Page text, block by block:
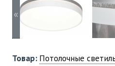
«
Товар: Потолочные